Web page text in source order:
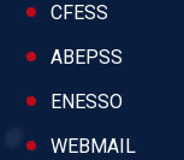
CFESS
ABEPSS
ENESSO
WEBMAIL